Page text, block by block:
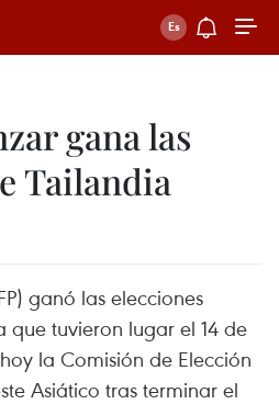
gana las
Tailandia
ganó las elecciones
que tuvieron lugar el 14 de
la Comisión de Elección
Asiático tras terminar el